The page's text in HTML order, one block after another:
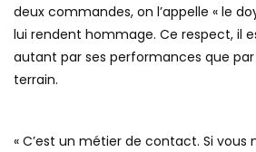
deux commandes, on l’appelle « le
lui rendent hommage. Ce respect, il
autant par ses performances que
terrain.
« C’est un métier de contact. Si vous